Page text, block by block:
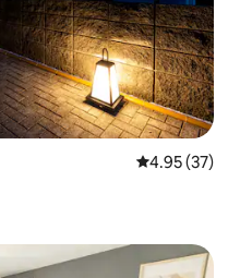
คะแนนเฉลี่ย
4.95 (37)